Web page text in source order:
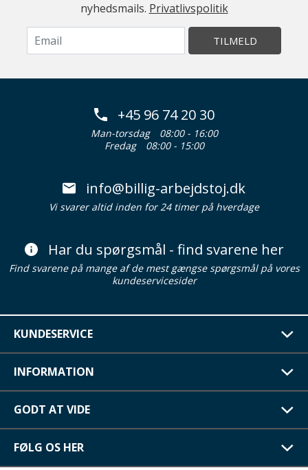
nyhedsmails. Privatlivspolitik
TILMELD
+45 96 74 20 30
Man-torsdag
08:00 - 16:00
Fredag
08:00 - 15:00
info@billig-arbejdstoj.dk
Vi svarer altid inden for 24 timer på hverdage
Har du spørgsmål - find svarene her
Find svarene på mange af de mest gængse spørgsmål på vores
kundeservicesider
KUNDESERVICE
INFORMATION
GODT AT VIDE
FØLG OS HER